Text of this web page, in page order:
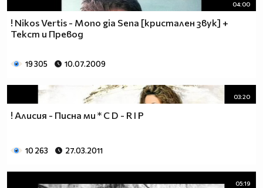
04:00
! Nikos Vertis - Mono gia Sena [кристален звук] +
Текст и Превод
19 305 10.07.2009
03:20
! Алисия - Писна ми * C D - R I P
10 263 27.03.2011
05:19